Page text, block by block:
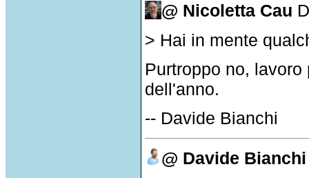
@ Nicoletta Cau
> Hai in mente
Purtroppo no,
dell'anno.
-- Davide Bianchi
@ Davide Bianchi